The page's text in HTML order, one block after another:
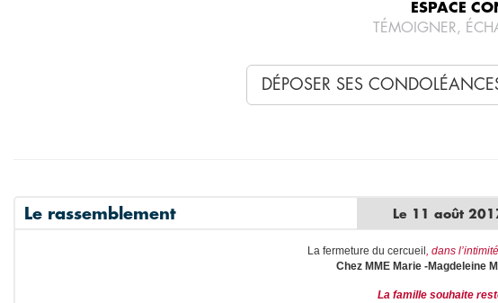
ESPACE
TÉMOIGNER,
DÉPOSER SES
Le rassemblement Le 11 août
La fermeture du cercueil , dans
Chez MME Marie -Magdeleine
La famille souhaite